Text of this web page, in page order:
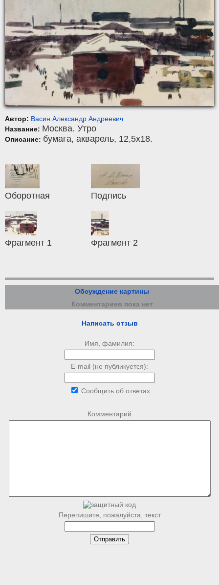
Автор: Васин Александр Андреевич
Название: Москва. Утро
Описание: бумага, акварель, 12,5x18.
Оборотная Подпись
Фрагмент 1 Фрагмент 2
Обсуждение картины
Комментариев пока нет
Написать отзыв
Имя, фамилия:
E-mail (не публикуется):
Сообщить об ответах
Комментарий
Перепишите, пожалуйста, текст